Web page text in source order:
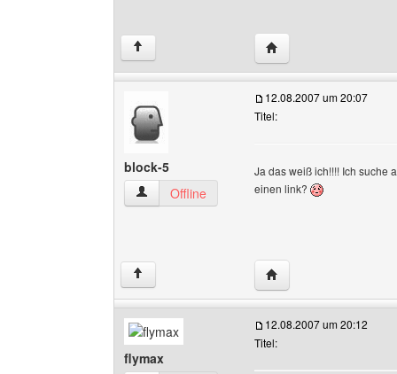
↑ Website dieses
block-5
block-5 Benutzer-Profile anzeigen
Offline
12.08.2007 um 20:07
Titel:
Ja das weiß ich!!!! Ich suche
einen link?
↑ Website dieses
flymax
12.08.2007 um 20:12
Titel: